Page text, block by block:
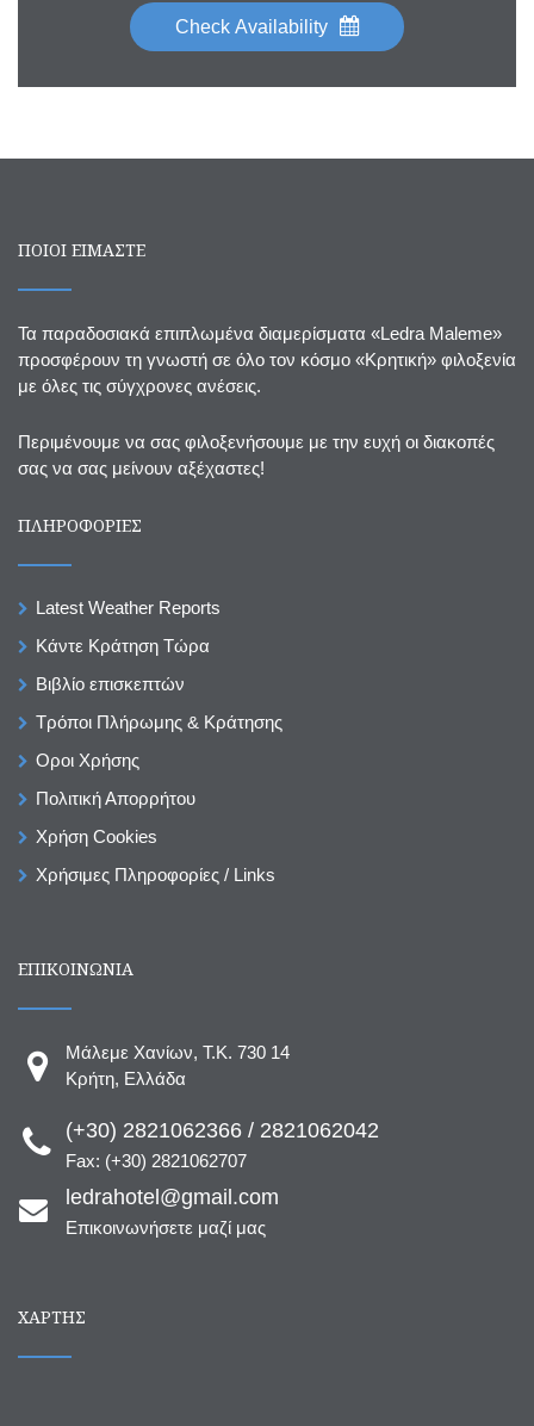
Check Availability
ΠΟΙΟΙ ΕΙΜΑΣΤΕ
Τα παραδοσιακά επιπλωμένα διαμερίσματα «Ledra Maleme»
προσφέρουν τη γνωστή σε όλο τον κόσμο «Κρητική» φιλοξενία
με όλες τις σύγχρονες ανέσεις.
Περιμένουμε να σας φιλοξενήσουμε με την ευχή οι διακοπές
σας να σας μείνουν αξέχαστες!
ΠΛΗΡΟΦΟΡΙΕΣ
Latest Weather Reports
Κάντε Κράτηση Τώρα
Βιβλίο επισκεπτών
Τρόποι Πλήρωμης & Κράτησης
Οροι Χρήσης
Πολιτική Απορρήτου
Χρήση Cookies
Χρήσιμες Πληροφορίες / Links
ΕΠΙΚΟΙΝΩΝΙΑ
Μάλεμε Χανίων, T.K. 730 14
Κρήτη, Ελλάδα
(+30) 2821062366 / 2821062042
Fax: (+30) 2821062707
ledrahotel@gmail.com
Επικοινωνήσετε μαζί μας
ΧΆΡΤΗΣ